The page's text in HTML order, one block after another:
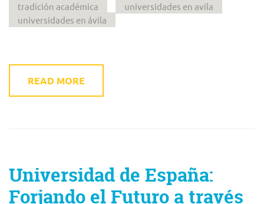
tradición académica
universidades en avila
universidades en ávila
READ MORE
Universidad de España:
Forjando el Futuro a través